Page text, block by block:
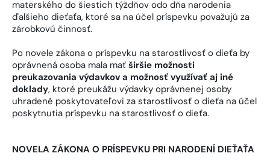
materského do šiestich týždňov odo dňa narodenia
ďalšieho dieťaťa, ktoré sa na účel príspevku považujú za
zárobkovú činnosť.
Po novele zákona o príspevku na starostlivosť o dieťa by
oprávnená osoba mala mať širšie možnosti
preukazovania výdavkov a možnosť využívať aj iné
doklady, ktoré preukážu výdavky oprávnenej osoby
uhradené poskytovateľovi za starostlivosť o dieťa na účel
poskytnutia príspevku na starostlivosť o dieťa.
NOVELA ZÁKONA O PRÍSPEVKU PRI NARODENÍ DIEŤAŤA